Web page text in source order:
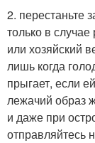
2. перестаньте
только в
или хозяйский
лишь когда
прыгает, если
лежачий образ
и даже при
отправляйтесь